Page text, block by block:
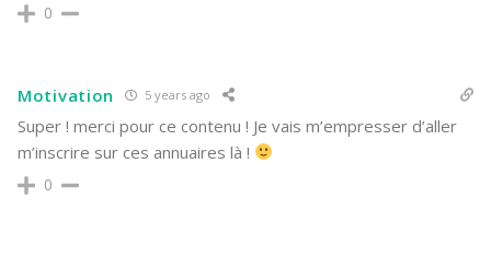
0
Motivation 5 years ago
Super ! merci pour ce contenu ! Je vais m’empresser d’aller
m’inscrire sur ces annuaires là !
0